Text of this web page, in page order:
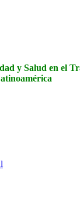
y Salud en el